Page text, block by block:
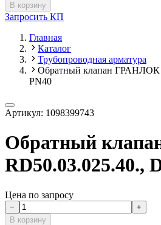
В корзину
Запросить КП
Главная
Каталог
Трубопроводная арматура
Обратный клапан ГРАНЛОК
PN40
Артикул: 1098399743
Обратный
RD50.03.025.40.,
Цена по запросу
−
+
В корзину